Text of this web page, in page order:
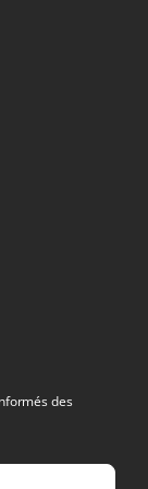
des